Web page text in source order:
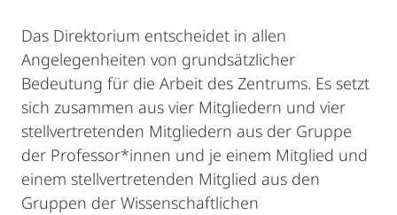
Das Direktorium entscheidet in allen
Angelegenheiten von grundsätzlicher
Bedeutung für die Arbeit des Zentrums. Es setzt
sich zusammen aus vier Mitgliedern und vier
stellvertretenden Mitgliedern aus der Gruppe
der Professor*innen und je einem Mitglied und
einem stellvertretenden Mitglied aus den
Gruppen der Wissenschaftlichen